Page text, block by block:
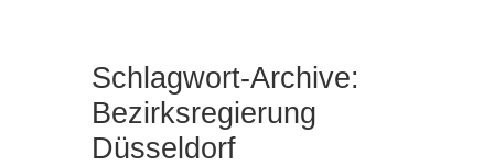
Schlagwort-Archive:
Bezirksregierung
Düsseldorf